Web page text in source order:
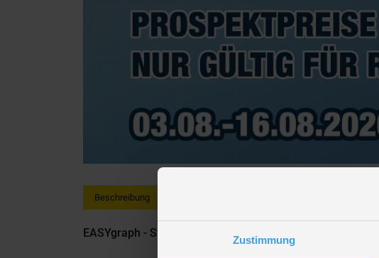
Zustimmung
Beschreibung
EASYgraph - Start - Dreikant-Bleistift für Linkshänder -